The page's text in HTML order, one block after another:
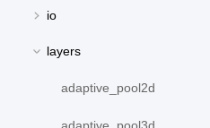
io
layers
adaptive_pool2d